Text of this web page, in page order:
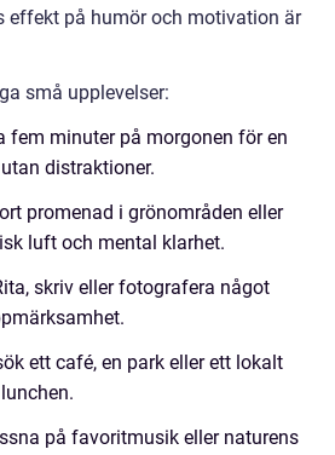
effekt på humör och motivation är
små upplevelser:
fem minuter på morgonen för en
distraktioner.
promenad i grönområden eller
luft och mental klarhet.
skriv eller fotografera något
ett café, en park eller ett lokalt
på favoritmusik eller naturens